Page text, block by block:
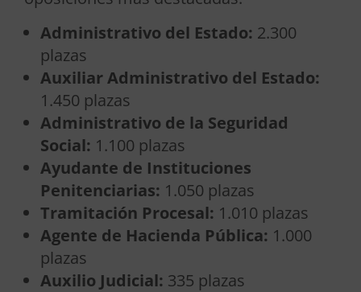
Administrativo del Estado: 2.300
plazas
Auxiliar Administrativo del Estado:
1.450 plazas
Administrativo de la Seguridad
Social: 1.100 plazas
Ayudante de Instituciones
Penitenciarias: 1.050 plazas
Tramitación Procesal: 1.010 plazas
Agente de Hacienda Pública: 1.000
plazas
Auxilio Judicial: 335 plazas